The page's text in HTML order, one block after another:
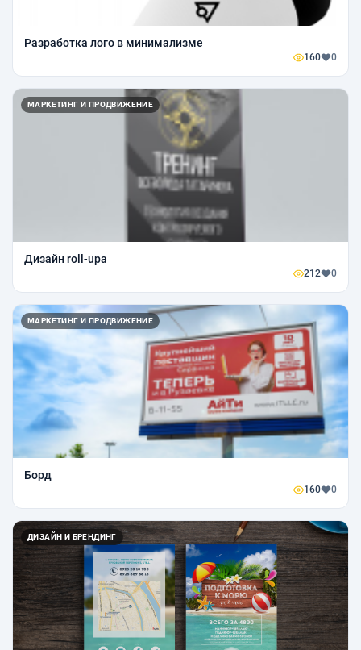
Разработка лого в минимализме
160 0
МАРКЕТИНГ И ПРОДВИЖЕНИЕ
Дизайн roll-upa
212 0
МАРКЕТИНГ И ПРОДВИЖЕНИЕ
Борд
160 0
ДИЗАЙН И БРЕНДИНГ